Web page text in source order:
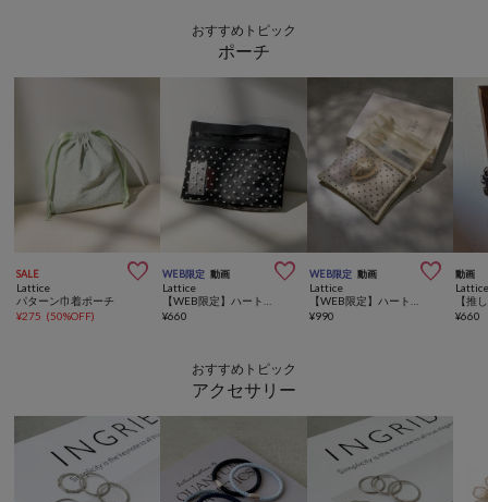
おすすめトピック
ポーチ
SALE 
Lattice
パターン巾着ポーチ
¥275 (50%OFF)
WEB限定 動画 
Lattice
¥660
WEB限定 動画 
Lattice
¥990
動画
¥660
おすすめトピック
アクセサリー